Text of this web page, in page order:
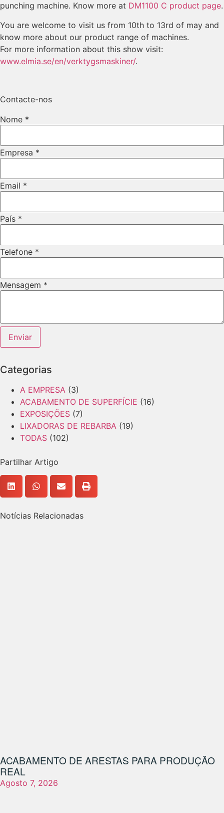
punching machine. Know more at DM1100 C product page.
You are welcome to visit us from 10th to 13rd of may and
know more about our product range of machines.
For more information about this show visit:
www.elmia.se/en/verktygsmaskiner/.
Contacte-nos
Nome *
Empresa *
Email *
País *
Telefone *
Empresa
Telefone
Mensagem *
Enviar
Categorias
A EMPRESA (3)
ACABAMENTO DE SUPERFÍCIE (16)
EXPOSIÇÕES (7)
LIXADORAS DE REBARBA (19)
TODAS (102)
Partilhar Artigo
Notícias Relacionadas
ACABAMENTO DE ARESTAS PARA PRODUÇÃO
REAL
Agosto 7, 2026